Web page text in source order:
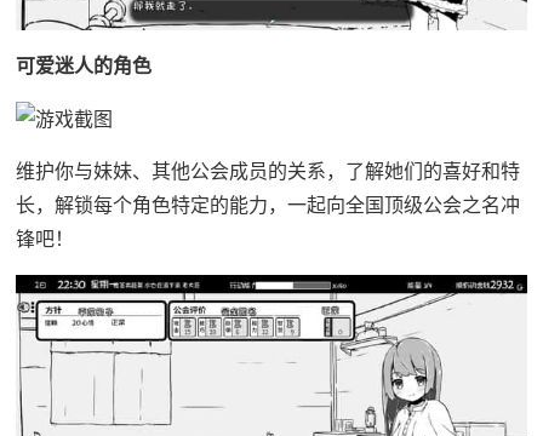
可爱迷人的角色
维护你与妹妹、其他公会成员的关系，了解她们的喜好和特
长，解锁每个角色特定的能力，一起向全国顶级公会之名冲
锋吧！